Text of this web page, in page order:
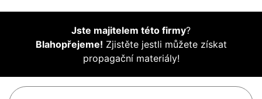
Jste majitelem této firmy?
Blahopřejeme! Zjistěte jestli můžete získat
propagační materiály!